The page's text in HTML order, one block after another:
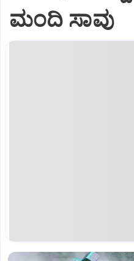
ಮಂದಿ ಸಾವು